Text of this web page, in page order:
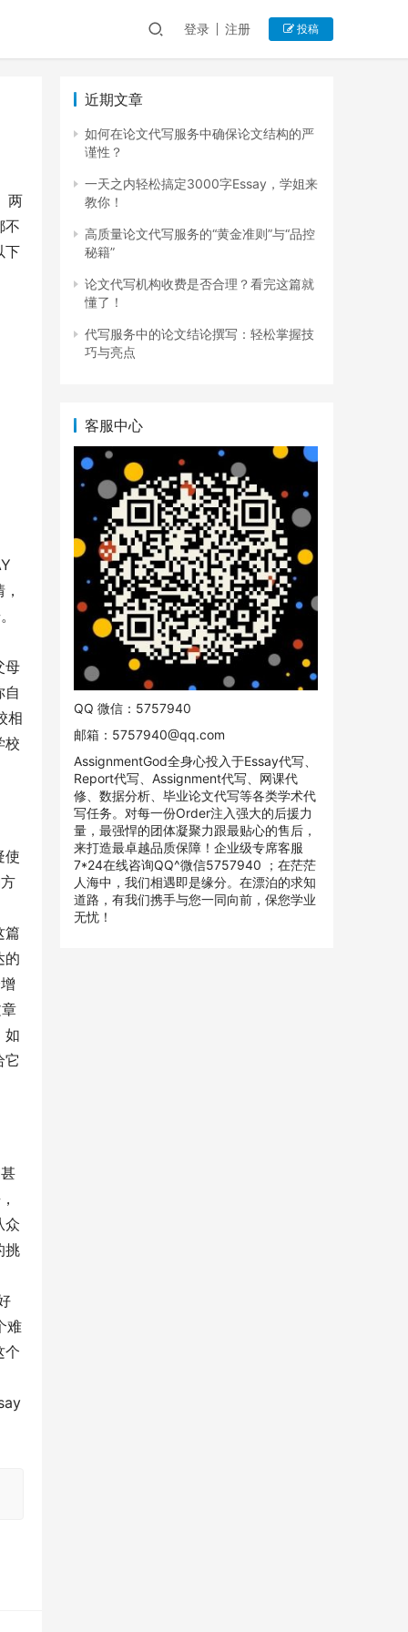
登录 注册 投稿
两
不
下
母
自
相
校
使
篇
的
如
它
众
挑
难
个
近期文章
如何在论文代写服务中确保论文结构的严
谨性？
一天之内轻松搞定3000字Essay，学姐来
教你！
高质量论文代写服务的“黄金准则”与“品控
秘籍”
论文代写机构收费是否合理？看完这篇就
懂了！
代写服务中的论文结论撰写：轻松掌握技
巧与亮点
客服中心
QQ 微信：5757940
邮箱： 5757940@qq.com
AssignmentGod全身心投入于Essay代写、
Report代写、Assignment代写、网课代
修、数据分析、毕业论文代写等各类学术代
写任务。对每一份Order注入强大的后援力
量，最强悍的团体凝聚力跟最贴心的售后，
来打造最卓越品质保障！企业级专席客服
7*24在线咨询QQ^微信5757940 ；在茫茫
人海中，我们相遇即是缘分。在漂泊的求知
道路，有我们携手与您一同向前，保您学业
无忧！